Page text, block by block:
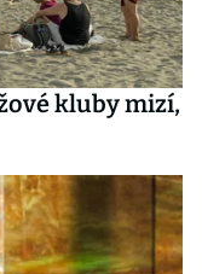
kluby mizí,